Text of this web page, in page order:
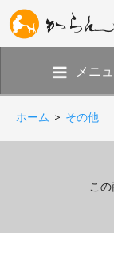
メニ
ホーム > その他
こ